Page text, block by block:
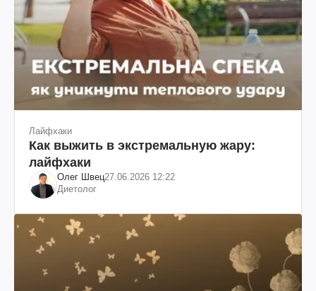
Лайфхаки
Как выжить в экстремальную жару:
лайфхаки
Олег Швец27.06.2026 12:22
Диетолог